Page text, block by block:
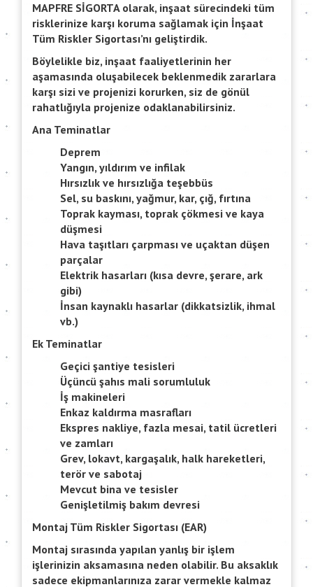
MAPFRE SİGORTA olarak, inşaat sürecindeki tüm
risklerinize karşı koruma sağlamak için İnşaat
Tüm Riskler Sigortası’nı geliştirdik.
Böylelikle biz, inşaat faaliyetlerinin her
aşamasında oluşabilecek beklenmedik zararlara
karşı sizi ve projenizi korurken, siz de gönül
rahatlığıyla projenize odaklanabilirsiniz.
Ana Teminatlar
Deprem
Yangın, yıldırım ve infilak
Hırsızlık ve hırsızlığa teşebbüs
Sel, su baskını, yağmur, kar, çığ, fırtına
Toprak kayması, toprak çökmesi ve kaya
düşmesi
Hava taşıtları çarpması ve uçaktan düşen
parçalar
Elektrik hasarları (kısa devre, şerare, ark
gibi)
İnsan kaynaklı hasarlar (dikkatsizlik, ihmal
vb.)
Ek Teminatlar
Geçici şantiye tesisleri
Üçüncü şahıs mali sorumluluk
İş makineleri
Enkaz kaldırma masrafları
Ekspres nakliye, fazla mesai, tatil ücretleri
ve zamları
Grev, lokavt, kargaşalık, halk hareketleri,
terör ve sabotaj
Mevcut bina ve tesisler
Genişletilmiş bakım devresi
Montaj Tüm Riskler Sigortası (EAR)
Montaj sırasında yapılan yanlış bir işlem
işlerinizin aksamasına neden olabilir. Bu aksaklık
sadece ekipmanlarınıza zarar vermekle kalmaz